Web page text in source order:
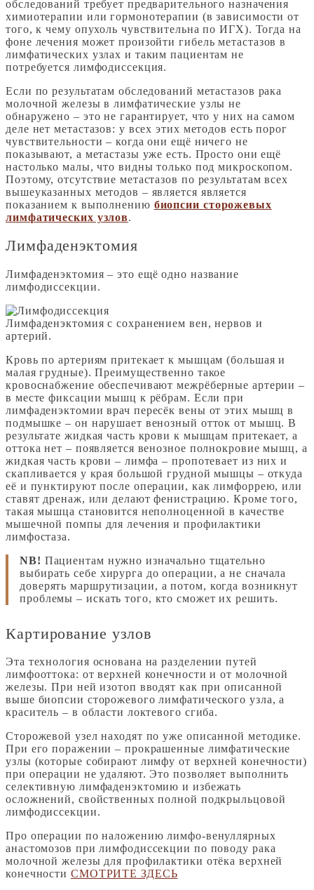
обследований требует предварительного назначения
химиотерапии или гормонотерапии (в зависимости от
того, к чему опухоль чувствительна по ИГХ). Тогда на
фоне лечения может произойти гибель метастазов в
лимфатических узлах и таким пациентам не
потребуется лимфодиссекция.
Если по результатам обследований метастазов рака
молочной железы в лимфатические узлы не
обнаружено – это не гарантирует, что у них на самом
деле нет метастазов: у всех этих методов есть порог
чувствительности – когда они ещё ничего не
показывают, а метастазы уже есть. Просто они ещё
настолько малы, что видны только под микроскопом.
Поэтому, отсутствие метастазов по результатам всех
вышеуказанных методов – является является
показанием к выполнению биопсии сторожевых
лимфатических узлов.
Лимфаденэктомия
Лимфаденэктомия – это ещё одно название
лимфодиссекции.
Лимфаденэктомия с сохранением вен, нервов и
артерий.
Кровь по артериям притекает к мышцам (большая и
малая грудные). Преимущественно такое
кровоснабжение обеспечивают межрёберные артерии –
в месте фиксации мышц к рёбрам. Если при
лимфаденэктомии врач пересёк вены от этих мышц в
подмышке – он нарушает венозный отток от мышц. В
результате жидкая часть крови к мышцам притекает, а
оттока нет – появляется венозное полнокровие мышц, а
жидкая часть крови – лимфа – пропотевает из них и
скапливается у края большой грудной мышцы – откуда
её и пунктируют после операции, как лимфоррею, или
ставят дренаж, или делают фенистрацию. Кроме того,
такая мышца становится неполноценной в качестве
мышечной помпы для лечения и профилактики
лимфостаза.
NB! Пациентам нужно изначально тщательно
выбирать себе хирурга до операции, а не сначала
доверять маршрутизации, а потом, когда возникнут
проблемы – искать того, кто сможет их решить.
Картирование узлов
Эта технология основана на разделении путей
лимфооттока: от верхней конечности и от молочной
железы. При ней изотоп вводят как при описанной
выше биопсии сторожевого лимфатического узла, а
краситель – в области локтевого сгиба.
Сторожевой узел находят по уже описанной методике.
При его поражении – прокрашенные лимфатические
узлы (которые собирают лимфу от верхней конечности)
при операции не удаляют. Это позволяет выполнить
селективную лимфаденэктомию и избежать
осложнений, свойственных полной подкрыльцовой
лимфодиссекции.
Про операции по наложению лимфо-венуллярных
анастомозов при лимфодиссекции по поводу рака
молочной железы для профилактики отёка верхней
конечности СМОТРИТЕ ЗДЕСЬ